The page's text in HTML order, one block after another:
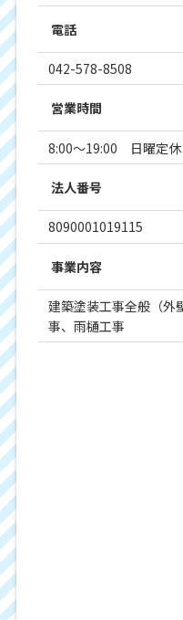
電話
042-578-8508
営業時間
8:00～19:00 日曜定休
法人番号
8090001019115
事業内容
建築塗装工事全般（外
事、雨樋工事